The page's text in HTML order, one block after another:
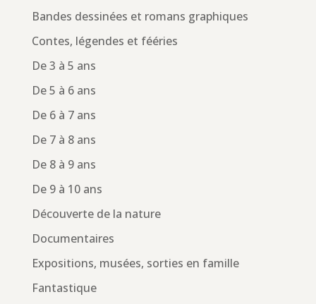
Bandes dessinées et romans graphiques
Contes, légendes et fééries
De 3 à 5 ans
De 5 à 6 ans
De 6 à 7 ans
De 7 à 8 ans
De 8 à 9 ans
De 9 à 10 ans
Découverte de la nature
Documentaires
Expositions, musées, sorties en famille
Fantastique